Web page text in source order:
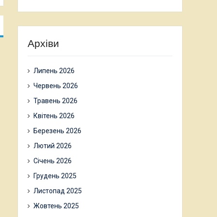
Архіви
Липень 2026
Червень 2026
Травень 2026
Квітень 2026
Березень 2026
Лютий 2026
Січень 2026
Грудень 2025
Листопад 2025
Жовтень 2025